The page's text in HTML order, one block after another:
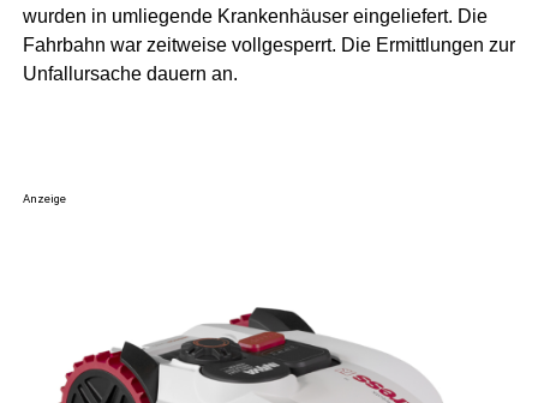
wur­den in umlie­gen­de Kran­ken­häu­ser ein­ge­lie­fert. Die
Fahr­bahn war zeit­wei­se voll­ge­sperrt. Die Ermitt­lun­gen zur
Unfall­ur­sa­che dau­ern an.
Anzeige